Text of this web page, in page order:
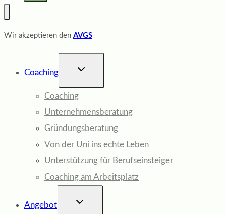
Wir akzeptieren den AVGS
Coaching
UNTERMENÜ
Coaching
Unternehmensberatung
Gründungsberatung
Von der Uni ins echte Leben
Unterstützung für Berufseinsteiger
Coaching am Arbeitsplatz
Angebot
UNTERMENÜ